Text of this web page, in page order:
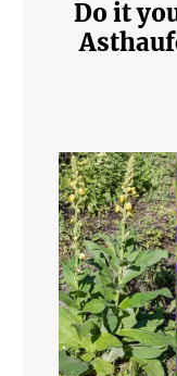
Do it